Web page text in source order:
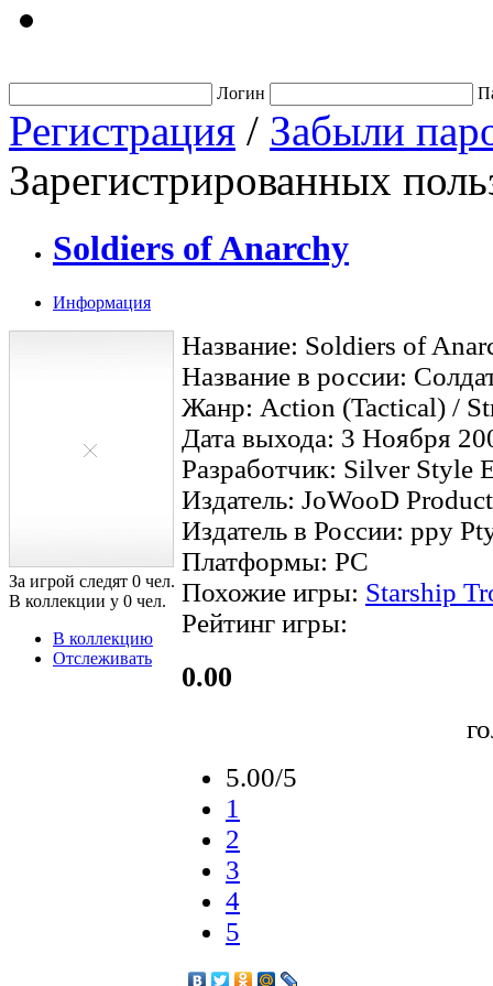
Логин
Регистрация / Забыли
Зарегистрированных
Soldiers of Anarchy
Информация
За игрой следят 0 чел.
В коллекции у 0 чел.
В коллекцию
Отслеживать
Название: Soldiers of
Название в россии:
Жанр: Action (Tactical) /
Дата выхода: 3 Ноября
Разработчик: Silver Style
Издатель: JoWooD
Издатель в России: ppy
Платформы: PC
Похожие игры: Starship
Рейтинг игры:
0.00
5.00/5
1
2
3
4
5